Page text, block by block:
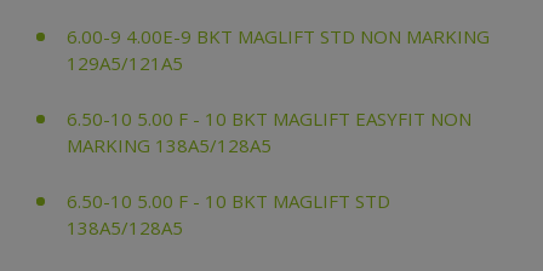
6.00-9 4.00E-9 BKT MAGLIFT STD NON MARKING
129A5/121A5
6.50-10 5.00 F - 10 BKT MAGLIFT EASYFIT NON
MARKING 138A5/128A5
6.50-10 5.00 F - 10 BKT MAGLIFT STD
138A5/128A5